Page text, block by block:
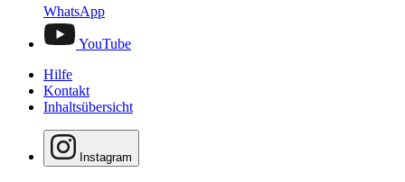
WhatsApp
YouTube
Hilfe
Kontakt
Inhaltsübersicht
Instagram